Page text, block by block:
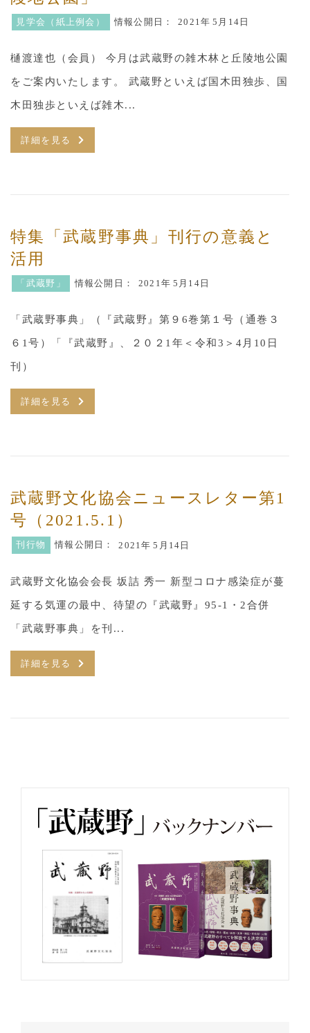
見学会（紙上例会） 情報公開日： 2021年 5月14日
樋渡達也（会員） 今月は武蔵野の雑木林と丘陵地公園
をご案内いたします。 武蔵野といえば国木田独歩、国
木田独歩といえば雑木...
詳細を見る
特集「武蔵野事典」刊行の意義と
活用
「武蔵野」 情報公開日： 2021年 5月14日
「武蔵野事典」（『武蔵野』第９6巻第１号（通巻３
６1号）「『武蔵野』、２０２1年＜令和3＞4月10日
刊）
詳細を見る
武蔵野文化協会ニュースレター第1
号（2021.5.1）
刊行物 情報公開日： 2021年 5月14日
武蔵野文化協会会長 坂詰 秀一 新型コロナ感染症が蔓
延する気運の最中、待望の『武蔵野』95-1・2合併
「武蔵野事典」を刊...
詳細を見る